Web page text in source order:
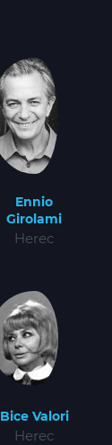
Ennio
Girolami
Herec
Bice Valori
Herec